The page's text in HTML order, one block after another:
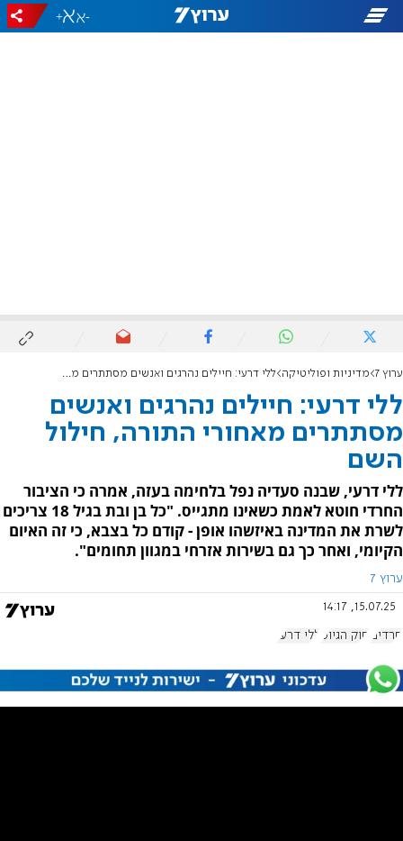
-
+
ערוץ 7 מדיניות ופוליטיקה ללי דרעי: חיילים נהרגים ואנשים מסתתרים מאחורי התורה, חילול השם
ללי דרעי: חיילים נהרגים ואנשים
מסתתרים מאחורי התורה, חילול
השם
ללי דרעי, שבנה סעדיה נפל בלחימה בעזה, אמרה כי הציבור
החרדי חוטא לאמת כשאינו מתגייס. "כל בן ובת בגיל 18 צריכים
לשרת את המדינה באיזשהו אופן - קודם כל בצבא, כי זה האיום
הקיומי, ואחר כך גם בשירות אזרחי במגוון תחומים".
ערוץ 7
15.07.25, 14:17
חרדים חוק הגיוס ללי דרעי